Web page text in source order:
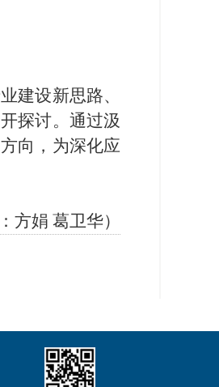
建设新思路、
探讨。通过汲
向，为深化应
方娟 葛卫华）